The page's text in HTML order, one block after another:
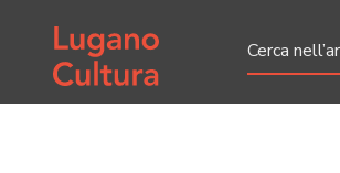
Home page